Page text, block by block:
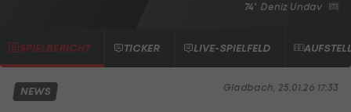
74' Deniz Undav
SPIELBERICHT TICKER LIVE-SPIELFELD
Gladbach, 25.01.26 17:33
NEWS